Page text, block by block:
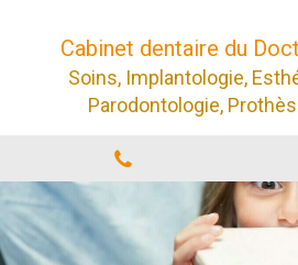
Cabinet dentaire du
Soins, Implantologie,
Parodontologie,